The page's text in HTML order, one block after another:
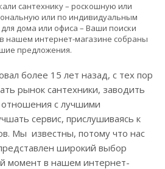
сантехнику – роскошную или
или по индивидуальным
дома или офиса – Ваши поиски
нашем интернет-магазине собраны
предложения.
более 15 лет назад, с тех пор
рынок сантехники, заводить
с лучшими
сервис, прислушиваясь к
Мы известны, потому что нас
широкий выбор
момент в нашем интернет-